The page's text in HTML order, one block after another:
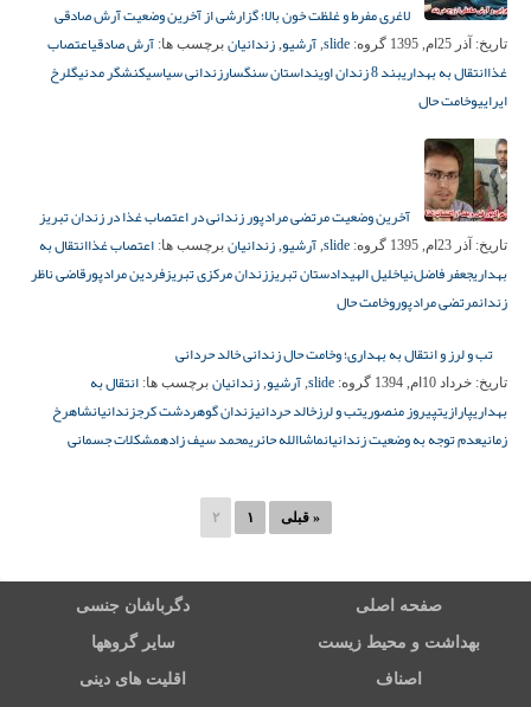
لاغری مفرط و غلظت خون بالا؛ گزارشی از آخرین وضعیت آرش صادقی
تاریخ: آذر 25ام, 1395 گروه: slide
, آرشیو, زندانیان برچسب ها: آرش صادقیاعتصاب
غذاانتقال به بهداریبند 8 زندان اوین داستان سنگسارزندانی سیاسیکنشگر مدنیگلرخ
ایراییوخامت حال
آخرین وضعیت مرتضی مرادپور زندانی در اعتصاب غذا در زندان تبریز
تاریخ: آذر 23ام, 1395 گروه: slide
, آرشیو, زندانیان برچسب ها: اعتصاب غذاانتقال به
بهداریجعفر فاضل‌نیاخلیل الهیدادستان تبریززندان مرکزی تبریزفردین مرادپورقاضی ناظر
زندانمرتضی مرادپوروخامت حال
تب و لرز و انتقال به بهداری؛ وخامت حال زندانی خالد حردانی
تاریخ: خرداد 10ام, 1394 گروه: slide
, آرشیو, زندانیان برچسب ها: انتقال به
بهداریپارازیتپیروز منصوریتب و لرزخالد حردانیزندان گوهردشت کرجزندانیانشاهرخ
زمانیعدم توجه به وضعیت زندانیانماشاالله حائریمحمد سیف زادهمشکلات جسمانی
« قبلی ۱ ۲
صفحه اصلی دگرباشان جنسی
بهداشت و محیط زیست سایر گروهها
اصناف اقلیت های دینی